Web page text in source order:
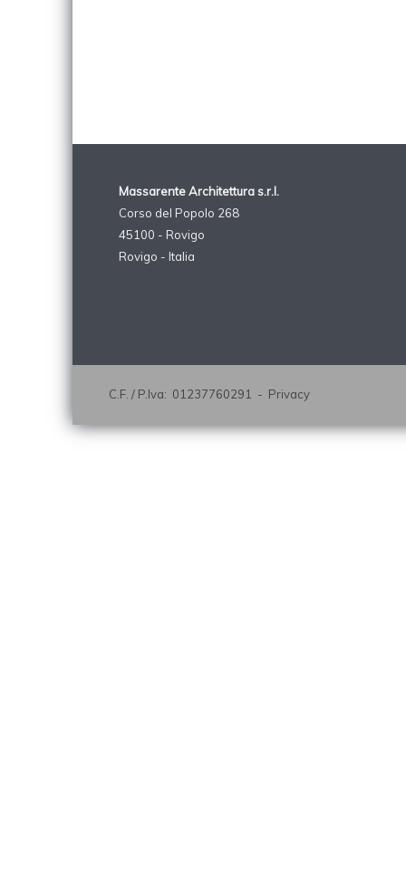
Massarente Architettura s.r.l.
Corso del Popolo 268
45100 - Rovigo
Rovigo - Italia
C.F. / P.Iva: 01237760291 - Privacy